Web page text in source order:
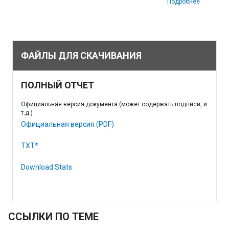
Подробнее
ФАЙЛЫ ДЛЯ СКАЧИВАНИЯ
ПОЛНЫЙ ОТЧЕТ
Официальная версия документа (может содержать подписи, и
т.д.)
Официальная версия (PDF)
TXT*
Download Stats
ССЫЛКИ ПО ТЕМЕ